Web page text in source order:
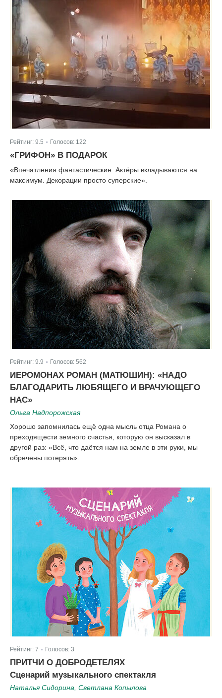
Рейтинг: 9.5 Голосов: 122
«ГРИФОН» В ПОДАРОК
«Впечатления фантастические. Актёры вкладываются на
максимум. Декорации просто суперские».
Рейтинг: 9.9 Голосов: 562
ИЕРОМОНАХ РОМАН (МАТЮШИН): «НАДО
БЛАГОДАРИТЬ ЛЮБЯЩЕГО И ВРАЧУЮЩЕГО
НАС»
Ольга Надпорожская
Хорошо запомнилась ещё одна мысль отца Романа о
преходящести земного счастья, которую он высказал в
другой раз: «Всё, что даётся нам на земле в эти руки, мы
обречены потерять».
Рейтинг: 7 Голосов: 3
ПРИТЧИ О ДОБРОДЕТЕЛЯХ
Сценарий музыкального спектакля
Наталья Сидорина, Светлана Копылова